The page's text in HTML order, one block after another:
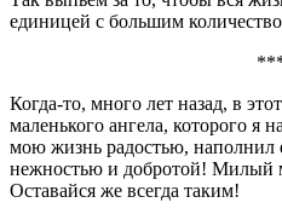
единицей с большим
Когда-то, много лет назад, в
маленького ангела, которого
мою жизнь радостью, наполнил
нежностью и добротой!
Оставайся же всегда таким!